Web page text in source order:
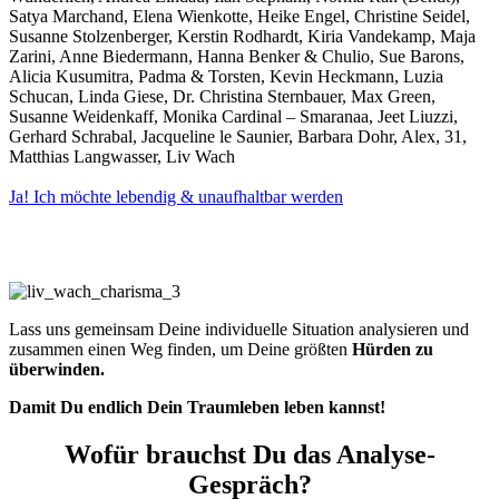
Satya Marchand, Elena Wienkotte, Heike Engel, Christine Seidel,
Susanne Stolzenberger, Kerstin Rodhardt, Kiria Vandekamp, Maja
Zarini, Anne Biedermann, Hanna Benker & Chulio, Sue Barons,
Alicia Kusumitra, Padma & Torsten, Kevin Heckmann, Luzia
Schucan, Linda Giese, Dr. Christina Sternbauer, Max Green,
Susanne Weidenkaff, Monika Cardinal – Smaranaa, Jeet Liuzzi,
Gerhard Schrabal, Jacqueline le Saunier, Barbara Dohr, Alex, 31,
Matthias Langwasser, Liv Wach
Ja! Ich möchte lebendig & unaufhaltbar werden
Lass uns gemeinsam Deine individuelle Situation analysieren und
zusammen einen Weg finden, um Deine größten Hürden zu
überwinden.
Damit Du endlich Dein Traumleben leben kannst!
Wofür brauchst Du das Analyse-
Gespräch?